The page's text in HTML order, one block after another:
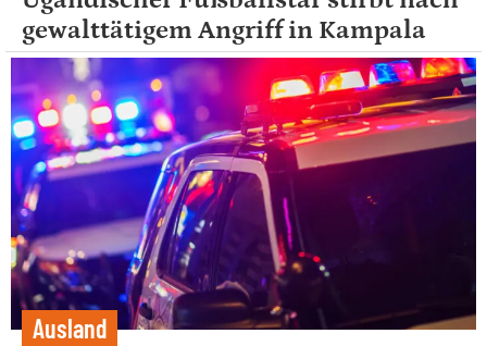
gewalttätigem Angriff in Kampala
Ausland